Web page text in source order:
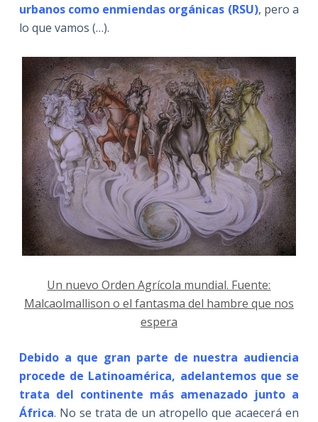
urbanos como enmiendas orgánicas (RSU), pero a
lo que vamos (…).
Un nuevo Orden Agrícola mundial. Fuente:
Malcaolmallison o el fantasma del hambre que nos
espera
Debido a que gran parte de nuestra audiencia
procede de Latinoamérica, adelantemos que se
trata del continente más amenazado junto a
África. No se trata de un atropello que acaecerá en